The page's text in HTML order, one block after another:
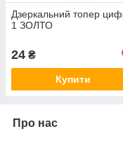
Дзеркальний топер
1 ЗОЛТО
24 ₴
Купити
Про нас